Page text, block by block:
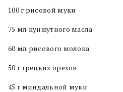
100 г рисовой муки
75 мл кунжутного масла
60 мл рисового молока
50 г грецких орехов
45 г миндальной муки